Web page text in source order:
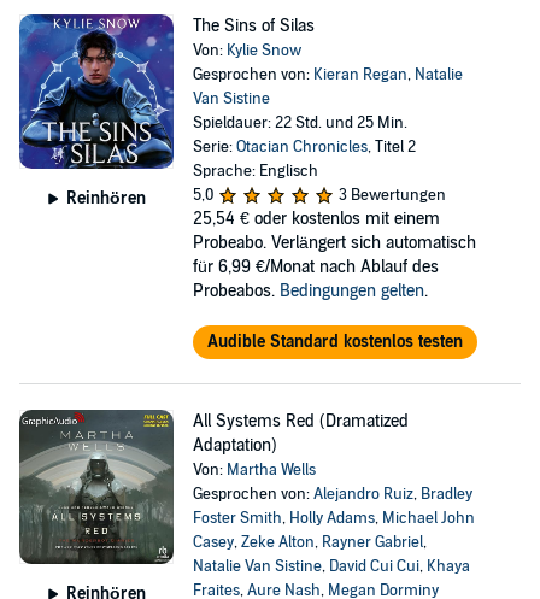
Reinhören
The Sins of Silas
Von: Kylie Snow
Gesprochen von: Kieran Regan, Natalie
Van Sistine
Spieldauer: 22 Std. und 25 Min.
Serie:Otacian Chronicles, Titel 2
Sprache: Englisch
5,0
3 Bewertungen
25,54 € oder kostenlos mit einem
Probeabo. Verlängert sich automatisch
für 6,99 €/Monat nach Ablauf des
Probeabos. Bedingungen gelten.
Audible Standard kostenlos testen
Reinhören
All Systems Red (Dramatized
Adaptation)
Von: Martha Wells
Gesprochen von:Alejandro Ruiz, Bradley
Foster Smith, Holly Adams, Michael John
Casey,Zeke Alton, Rayner Gabriel,
Natalie Van Sistine, David Cui Cui, Khaya
Fraites,Aure Nash, Megan Dorminy